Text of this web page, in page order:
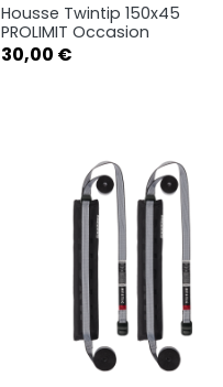
 Aperçu rapide
Housse Twintip 150x45
PROLIMIT Occasion
Prix
30,00 €